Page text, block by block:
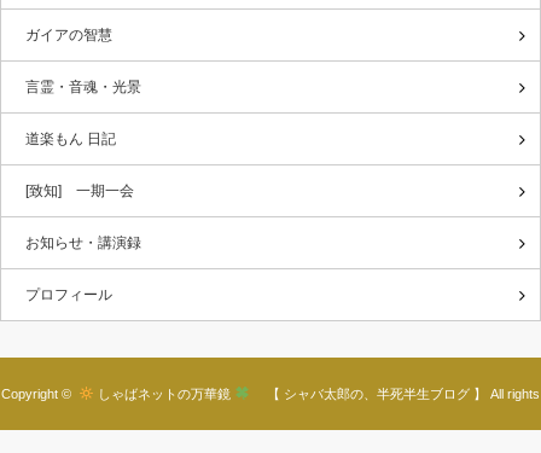
ガイアの智慧
言霊・音魂・光景
道楽もん 日記
[致知] 一期一会
お知らせ・講演録
プロフィール
Copyright © しゃばネットの万華鏡 【 シャバ太郎の、半死半生ブログ 】 All rights